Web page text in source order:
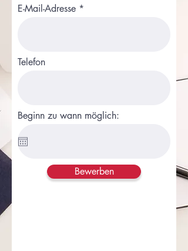
E-Mail-Adresse
Telefon
Beginn zu wann möglich:
Bewerben